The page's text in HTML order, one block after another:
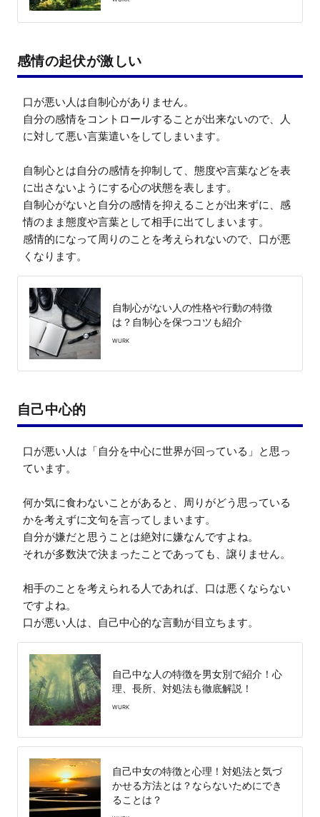
感情の起伏が激しい
口が悪い人は自制心がありません。
自分の感情をコントロールすることが出来ないので、人
に対して悪い言葉遣いをしてしまいます。
自制心とは自分の感情を抑制して、態度や言葉などを表
に出さないようにする心の状態を表します。
自制心がないと自分の感情を抑えることが出来ずに、感
情のまま態度や言葉として相手に出てしまいます。
感情的になって周りのことを考えられないので、口が悪
くなります。
自制心がない人の性格や行動の特徴
は？自制心を保つコツも紹介
WURK
自己中心的
口が悪い人は「自分を中心に世界が回っている」と思っ
ています。
何か気に食わないことがあると、周りがどう思っている
かを考えずに文句を言ってしまいます。
自分が嫌だと思うことは絶対に嫌なんですよね。
それが多数決で決まったことであっても、譲りません。
相手のことを考えられる人であれば、口は悪くならない
ですよね。
口が悪い人は、自己中心的な言動が目立ちます。
自己中な人の特徴を男女別で紹介！心
理、長所、対処法も徹底解説！
WURK
自己中女の特徴と心理！対処法と気づ
かせる方法とは？ならないためにでき
ることは？